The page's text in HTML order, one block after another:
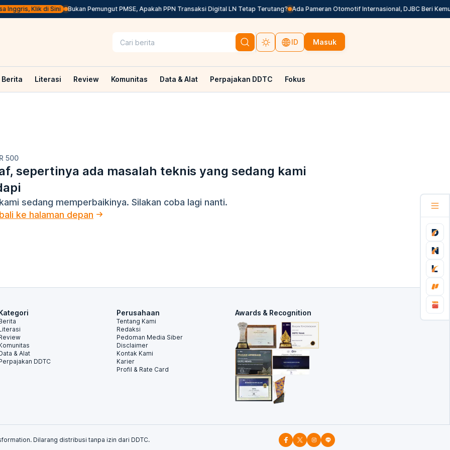
Inggris, Klik di Sini Bukan Pemungut PMSE, Apakah PPN Transaksi Digital LN Tetap Terutang? Ada Pameran Otomotif Internasional, DJBC Beri
ID Masuk
Berita Literasi Review Komunitas Data & Alat Perpajakan DDTC Fokus
500
sepertinya ada masalah teknis yang sedang kami
sedang memperbaikinya. Silakan coba lagi nanti.
ke halaman depan
& Alat
DDTC
Perusahaan
Tentang Kami
Redaksi
Pedoman Media Siber
Disclaimer
Kontak Kami
Karier
Profil & Rate Card
Awards & Recognition
Dilarang distribusi tanpa izin dari DDTC.